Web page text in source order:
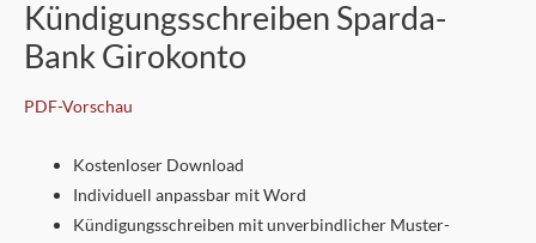
Kündigungsschreiben Sparda-
Bank Girokonto
PDF-Vorschau
Kostenloser Download
Individuell anpassbar mit Word
Kündigungsschreiben mit unverbindlicher Muster-